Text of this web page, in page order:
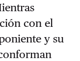
con el
y su